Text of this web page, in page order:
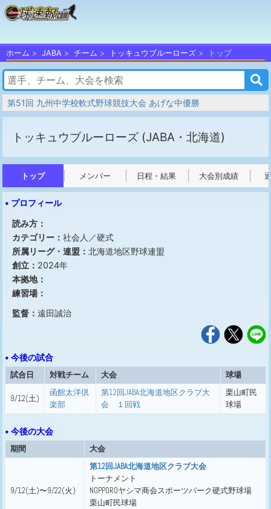
ホーム JABA チーム トッキュウブルーローズ トップ
第51回 九州中学校軟式野球競技大会 あげな中優勝
トッキュウブルーローズ (JABA・北海道)
トップ メンバー 日程・結果 大会別成績
• プロフィール
読み方：
カテゴリー： 社会人／硬式
所属リーグ・連盟： 北海道地区野球連盟
創立： 2024年
本拠地：
練習場：
監督： 遠田誠治
• 今後の試合
試合日
対戦チーム 大会 球場
9/12(土)
函館太洋倶
楽部
第12回JABA北海道地区クラブ大
会 １回戦
栗山町民
球場
• 今後の大会
期間
大会
9/12(土)〜9/22(火)
第12回JABA北海道地区クラブ大会
トーナメント
NOPPOROヤシマ商会スポーツパーク硬式野球場
栗山町民球場